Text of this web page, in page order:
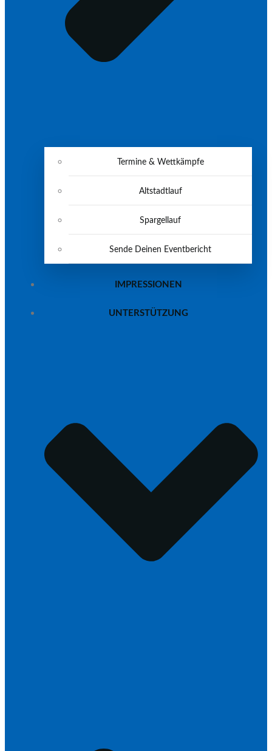
Termine & Wettkämpfe
Altstadtlauf
Spargellauf
Sende Deinen Eventbericht
IMPRESSIONEN
UNTERSTÜTZUNG